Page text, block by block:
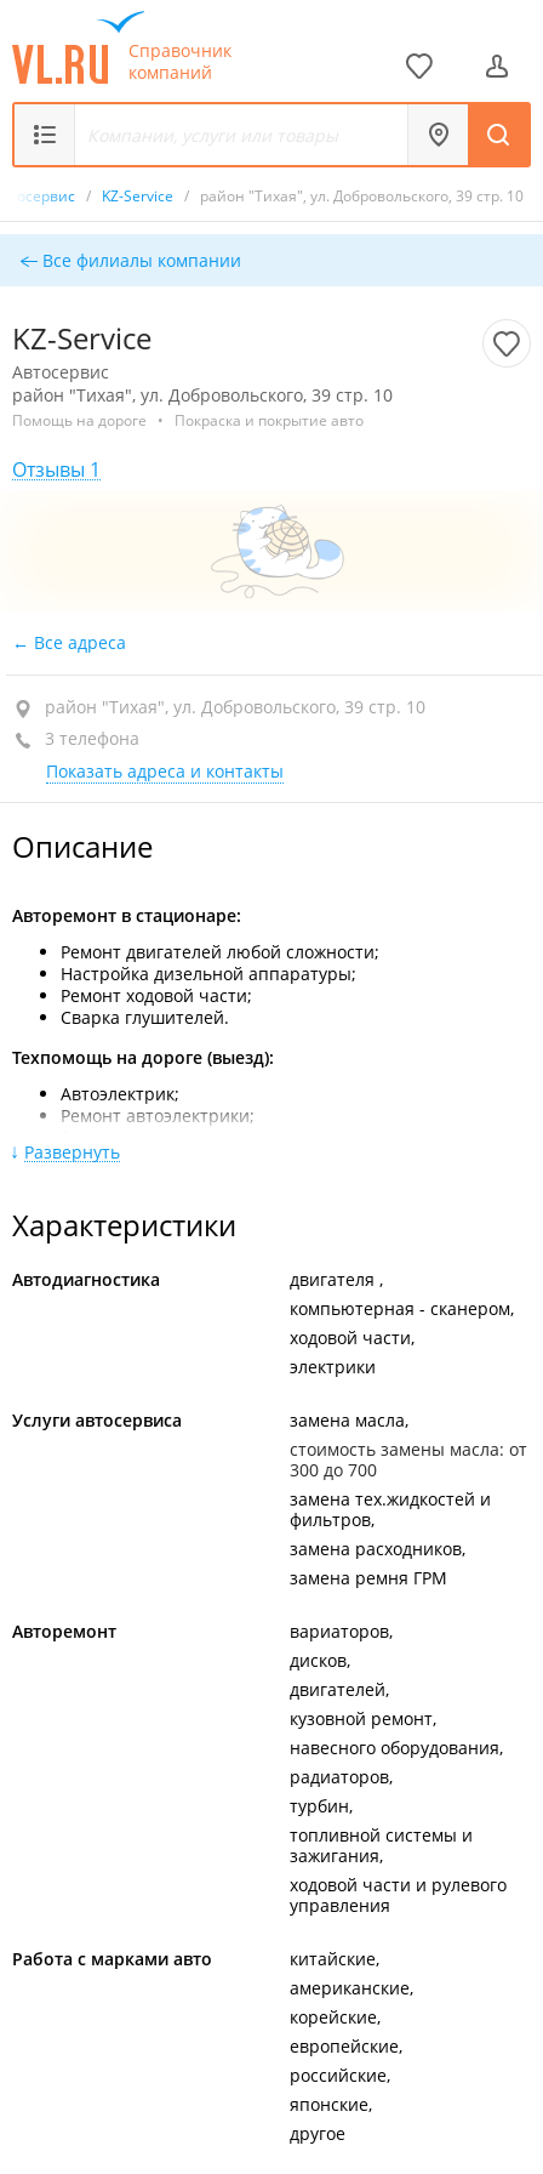
Справочник
компаний
/ KZ-Service / район "Тихая", ул. Добровольского, 39 стр. 10
Все филиалы компании
KZ-Service
Автосервис
район "Тихая", ул. Добровольского, 39 стр. 10
Помощь на дороге • Покраска и покрытие авто
Отзывы 1
Все адреса
район "Тихая", ул. Добровольского, 39 стр. 10
3 телефона
Показать адреса и контакты
Описание
Авторемонт в стационаре:
Ремонт двигателей любой сложности;
Настройка дизельной аппаратуры;
Ремонт ходовой части;
Сварка глушителей.
Техпомощь на дороге (выезд):
Автоэлектрик;
Ремонт автоэлектрики;
Отогрев авто;
Покраска:
Кузовной ремонт;
Развернуть
Характеристики
Автодиагностика
двигателя
компьютерная - сканером
ходовой части
электрики
Услуги автосервиса
замена масла
стоимость замены масла: от
300 до 700
замена тех.жидкостей и
фильтров
замена расходников
замена ремня ГРМ
Авторемонт
вариаторов
дисков
двигателей
кузовной ремонт
навесного оборудования
радиаторов
турбин
топливной системы и
зажигания
ходовой части и рулевого
управления
Работа с марками авто
китайские
американские
корейские
европейские
российские
японские
другое